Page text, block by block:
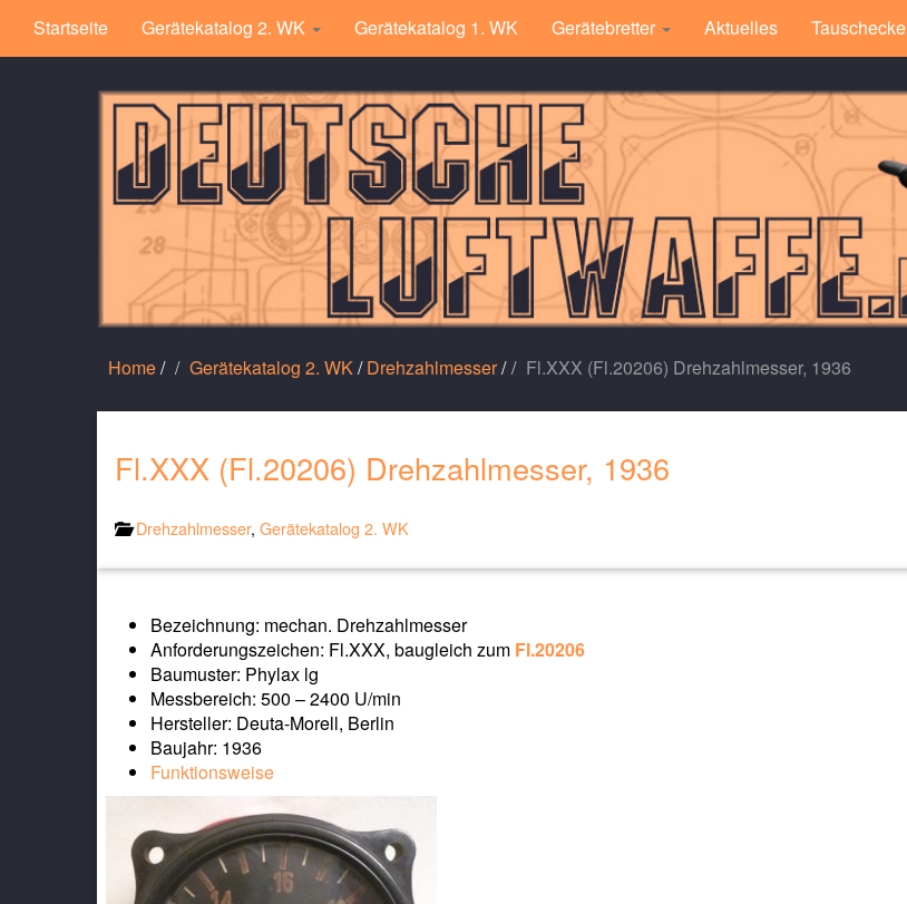
Startseite Gerätekatalog 2. WK Gerätekatalog 1. WK Gerätebretter Aktuelles Tauschecke
Home/ Gerätekatalog 2. WK /Drehzahlmesser/ Fl.XXX (Fl.20206) Drehzahlmesser, 1936
Fl.XXX (Fl.20206) Drehzahlmesser, 1936
Drehzahlmesser, Gerätekatalog 2. WK
Bezeichnung: mechan. Drehzahlmesser
Anforderungszeichen: Fl.XXX, baugleich zum Fl.20206
Baumuster: Phylax lg
Messbereich: 500 – 2400 U/min
Hersteller: Deuta-Morell, Berlin
Baujahr: 1936
Funktionsweise